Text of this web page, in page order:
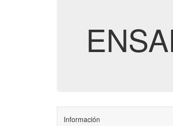
Información